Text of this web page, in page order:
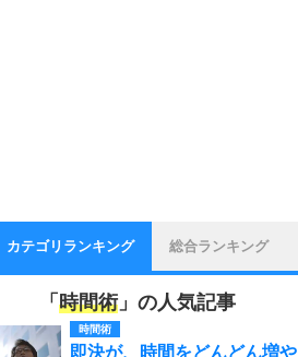
カテゴリランキング 総合ランキング
「 時間術」の人気記事
時間術
即決が、時間をどんどん増